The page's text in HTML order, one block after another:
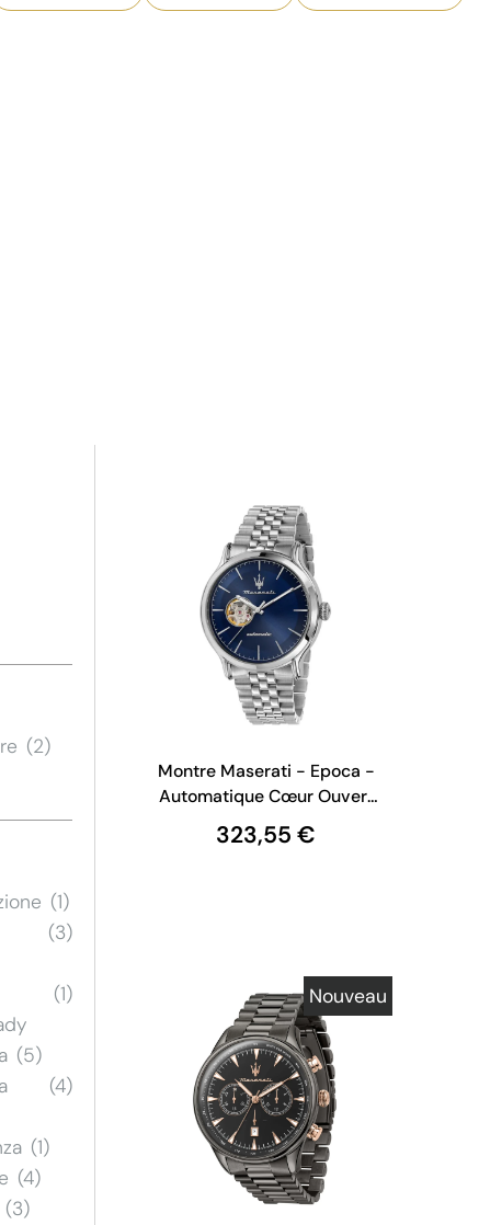
Montre Maserati - Epoca -
Automatique Cœur Ouvert
Cadran Bleu- R8823118009
323,55 €
Nouveau